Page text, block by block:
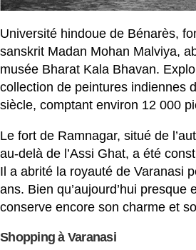
Université hindoue de Bénarès,
sanskrit Madan Mohan Malviya,
musée Bharat Kala Bhavan.
collection de peintures indiennes
siècle, comptant environ 12 000
Le fort de Ramnagar, situé de
au-delà de l’Assi Ghat, a été
Il a abrité la royauté de Varanasi
ans. Bien qu’aujourd’hui presque
conserve encore son charme et
Shopping à Varanasi